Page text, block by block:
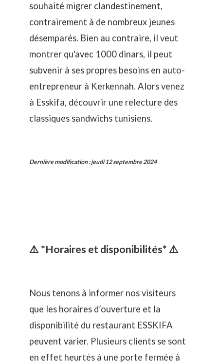
souhaité migrer clandestinement,
contrairement à de nombreux jeunes
désemparés. Bien au contraire, il veut
montrer qu'avec 1000 dinars, il peut
subvenir à ses propres besoins en auto-
entrepreneur à Kerkennah. Alors venez
à Esskifa, découvrir une relecture des
classiques sandwichs tunisiens.
Dernière modification:jeudi 12 septembre 2024
⚠️ *Horaires et disponibilités* ⚠️
Nous tenons à informer nos visiteurs
que les horaires d’ouverture et la
disponibilité du restaurant ESSKIFA
peuvent varier. Plusieurs clients se sont
en effet heurtés à une porte fermée à